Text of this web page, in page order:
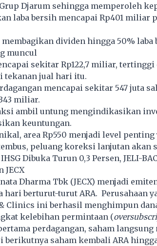
Djarum sehingga memperoleh
laba bersih mencapai Rp401 miliar
membagikan dividen hingga 50% laba
muncul
sekitar Rp122,7 miliar, tertinggi
tekanan jual hari itu.
mencapai sekitar 547 juta
miliar.
ambil untung mengindikasikan
keuntungan.
area Rp550 menjadi level
peluang koreksi lanjutan akan
IHSG Dibuka Turun 0,3 Persen, JELI-
JECX
Dharma Tbk (JECX) menjadi
hari berturut-turut ARA. Perusahaan
Clinics ini berhasil menghimpun
kelebihan permintaan (
perdagangan, saham
berikutnya saham kembali ARA